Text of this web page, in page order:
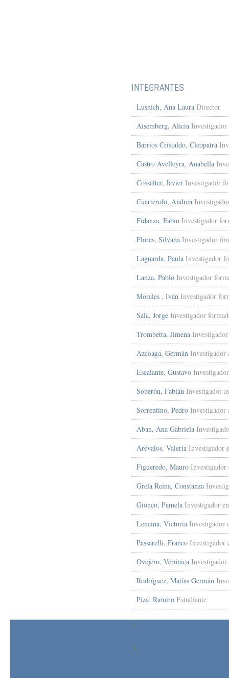
INTEGRANTES
Lusnich, Ana Laura Director
Aisemberg, Alicia
Barrios Cristaldo, Cleopatra
Castro Avelleyra, Anabella
Cossalter, Javier Investigador
Cuarterolo, Andrea
Fidanza, Fabio Investigador
Flores, Silvana Investigador
Laguarda, Paula Investigador
Lanza, Pablo Investigador
Morales , Iván Investigador
Sala, Jorge Investigador
Trombetta, Jimena
Azcoaga, Germán Investigador
Escalante, Gustavo
Soberón, Fabián Investigador
Sorrentino, Pedro Investigador
Aban, Ana Gabriela
Arévalos, Valeria Investigador
Figueredo, Mauro Investigador
Grela Reina, Constanza
Gionco, Pamela Investigador
Lencina, Victoria Investigador
Passarelli, Franco Investigador
Ovejero, Verónica
Rodríguez, Matías Germán
Pizá, Ramiro Estudiante